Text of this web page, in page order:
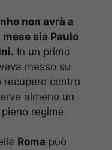
non avrà a
sia Paulo
In un primo
messo su
recupero contro
almeno un
regime.
Roma può